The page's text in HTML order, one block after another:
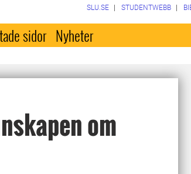
SLU.SE STUDENTWEBB
sidor Nyheter
om